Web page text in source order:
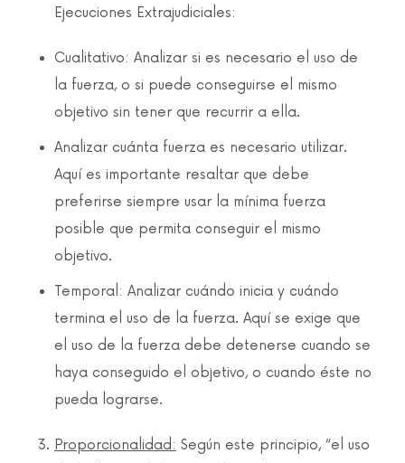
Ejecuciones Extrajudiciales:
Cualitativo: Analizar si es necesario el uso de
la fuerza, o si puede conseguirse el mismo
objetivo sin tener que recurrir a ella.
Analizar cuánta fuerza es necesario utilizar.
Aquí es importante resaltar que debe
preferirse siempre usar la mínima fuerza
posible que permita conseguir el mismo
objetivo.
Temporal: Analizar cuándo inicia y cuándo
termina el uso de la fuerza. Aquí se exige que
el uso de la fuerza debe detenerse cuando se
haya conseguido el objetivo, o cuando éste no
pueda lograrse.
Proporcionalidad: Según este principio, “el uso